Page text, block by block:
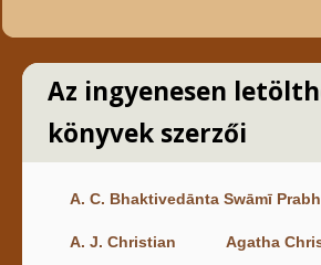
Az ingyenesen
könyvek szerzői
A. C. Bhaktivedānta Swāmī
A. J. Christian Agatha